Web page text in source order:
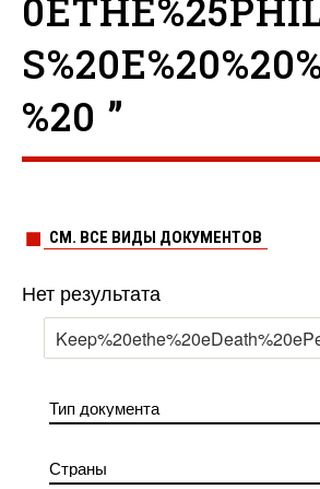
%20 ”
СМ. ВСЕ ВИДЫ ДОКУМЕНТОВ
Нет результата